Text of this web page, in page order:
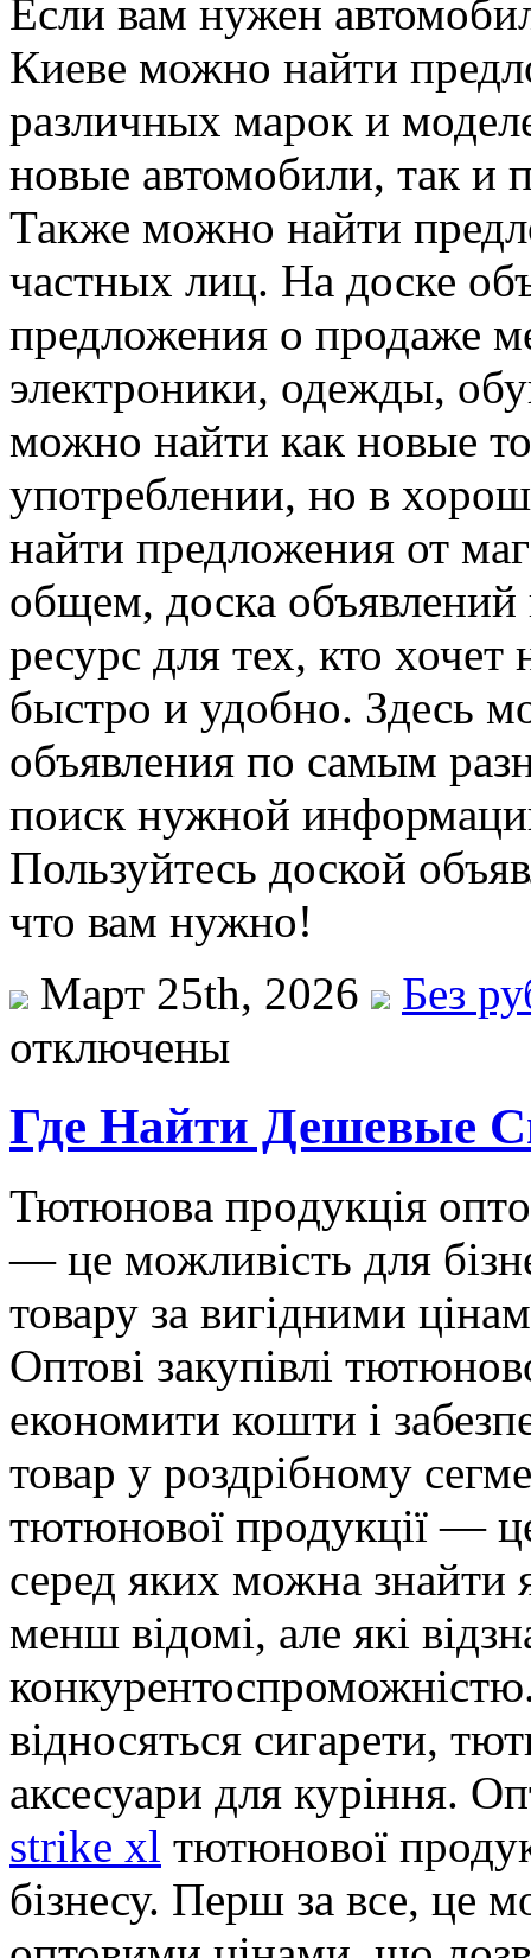
Если вам нужен
Киеве можно найти
различных марок и
новые автомобили, так и
Также можно найти
частных лиц. На доске
предложения о продаже
электроники, одежды,
можно найти как новые
употреблении, но в
найти предложения от
общем, доска
ресурс для тех, кто
быстро и удобно. Здесь
объявления по самым
поиск нужной
Пользуйтесь доской
что вам нужно!
Март 25th, 2026
Без
отключены
Где Найти Дешевые
Тютюнoвa прoдукція
— це можливість для
товару за вигідними
Оптові закупівлі
економити кошти і
товар у роздрібному
тютюнової продукції —
серед яких можна знайти
менш відомі, але які
відносяться сигарети,
аксесуари для куріння.
strike xl тютюнової
бізнесу. Перш за все, це